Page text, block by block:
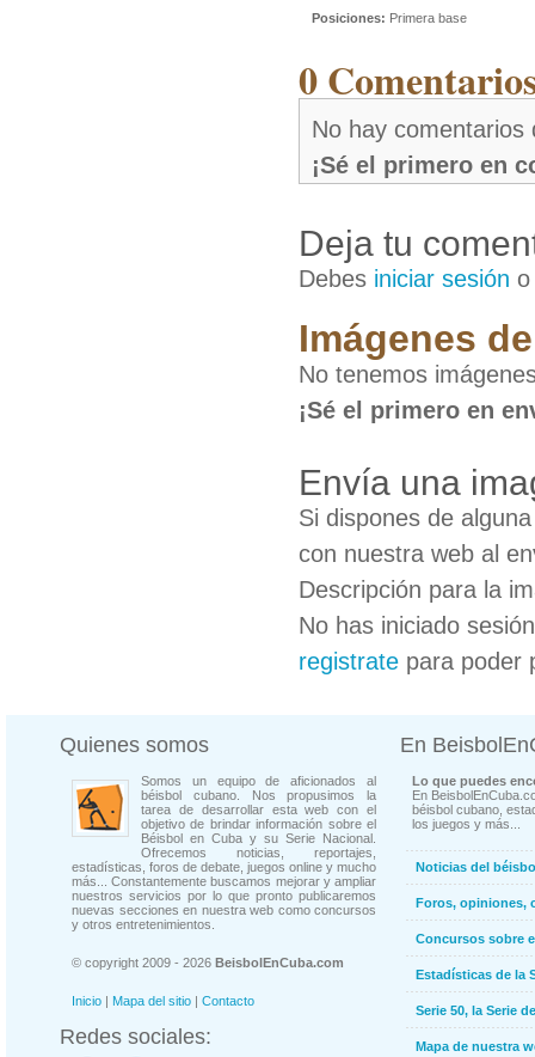
Posiciones: Primera base
0
No hay comentarios
¡Sé el primero en
Deja tu
Debes iniciar sesión
Imágenes
No tenemos
¡Sé el primero en
Envía una
Si dispones de
con nuestra web al
Descripción para la
No has iniciado
registrate para poder
Quienes somos
Somos un equipo de aficionados al
béisbol cubano. Nos propusimos la
tarea de desarrollar esta web con el
objetivo de brindar información sobre el
Béisbol en Cuba y su Serie Nacional.
Ofrecemos noticias, reportajes,
estadísticas, foros de debate, juegos online y mucho
más... Constantemente buscamos mejorar y ampliar
nuestros servicios por lo que pronto publicaremos
nuevas secciones en nuestra web como concursos
y otros entretenimientos.
© copyright 2009 - 2026 BeisbolEnCuba.com
Inicio | Mapa del sitio | Contacto
Redes sociales:
En
Lo que puedes
En
béisbol cubano,
los juegos y más...
Noticias del
Foros, opiniones,
Concursos sobre
Estadísticas de la
Serie 50, la Serie
Mapa de nuestra